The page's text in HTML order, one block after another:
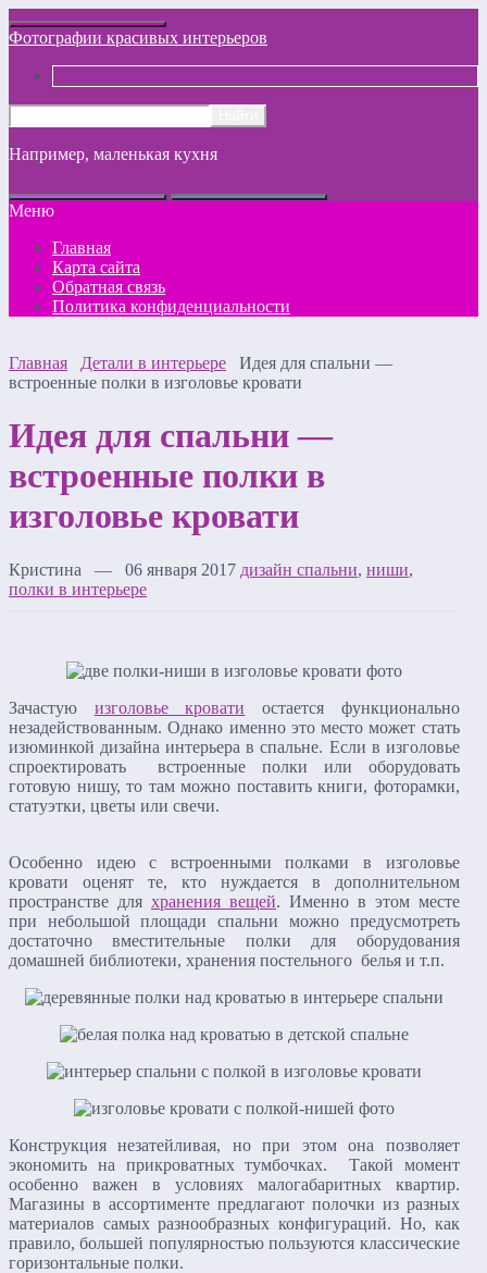
Фотографии красивых интерьеров
Например, маленькая кухня
Меню
Главная
Карта сайта
Обратная связь
Политика конфиденциальности
Главная Детали в интерьере
Идея для спальни —
встроенные полки в изголовье кровати
Идея для спальни —
встроенные полки в
изголовье кровати
Кристина — 06 января 2017 дизайн спальни, ниши,
полки в интерьере
Зачастую изголовье кровати остается функционально
незадействованным. Однако именно это место может стать
изюминкой дизайна интерьера в спальне. Если в изголовье
спроектировать встроенные полки или оборудовать
готовую нишу, то там можно поставить книги, фоторамки,
статуэтки, цветы или свечи.
Особенно идею с встроенными полками в изголовье
кровати оценят те, кто нуждается в дополнительном
пространстве для хранения вещей. Именно в этом месте
при небольшой площади спальни можно предусмотреть
достаточно вместительные полки для оборудования
домашней библиотеки, хранения постельного белья и т.п.
Конструкция незатейливая, но при этом она позволяет
экономить на прикроватных тумбочках. Такой момент
особенно важен в условиях малогабаритных квартир.
Магазины в ассортименте предлагают полочки из разных
материалов самых разнообразных конфигураций. Но, как
правило, большей популярностью пользуются классические
горизонтальные полки.